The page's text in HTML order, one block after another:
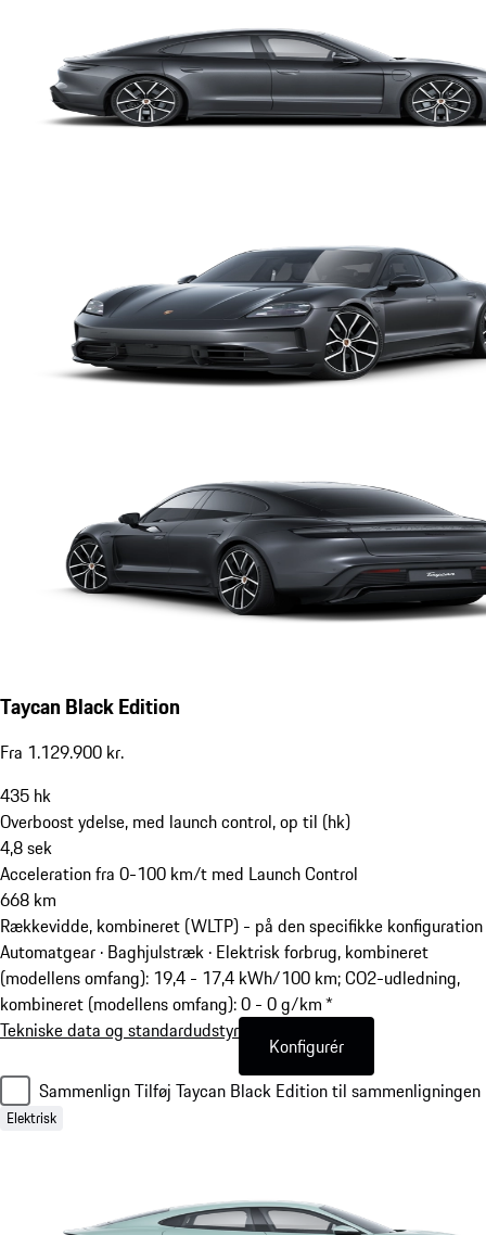
Taycan Black Edition
Fra 1.129.900 kr.
435 hk
Overboost ydelse, med launch control, op til (hk)
4,8sek
Acceleration fra 0-100 km/t med Launch Control
668 km
Rækkevidde, kombineret (WLTP) - på den specifikke konfiguration
Automatgear · Baghjulstræk · Elektrisk forbrug, kombineret
(modellens omfang): 19,4 - 17,4 kWh/100 km; CO2-udledning,
kombineret (modellens omfang): 0 - 0 g/km *
Tekniske data og standardudstyr
Konfigurér
SammenlignTilføj Taycan Black Edition til sammenligningen
Elektrisk